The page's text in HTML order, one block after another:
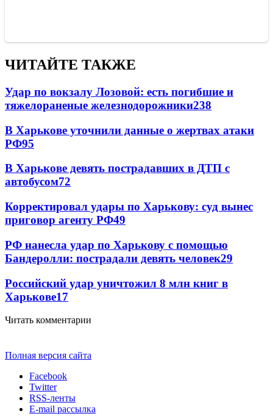
ЧИТАЙТЕ ТАКЖЕ
Удар по вокзалу Лозовой: есть погибшие и
тяжелораненые железнодорожники238
В Харькове уточнили данные о жертвах атаки
РФ95
В Харькове девять пострадавших в ДТП с
автобусом72
Корректировал удары по Харькову: суд вынес
приговор агенту РФ49
РФ нанесла удар по Харькову с помощью
Бандеролли: пострадали девять человек29
Российский удар уничтожил 8 млн книг в
Харькове17
Читать комментарии
Полная версия сайта
Facebook
Twitter
RSS-ленты
E-mail рассылка